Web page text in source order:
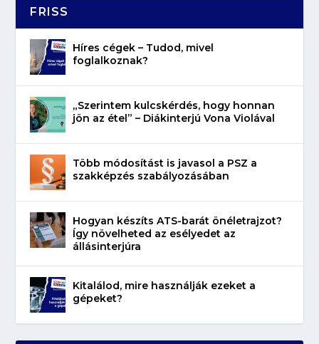
FRISS
Híres cégek – Tudod, mivel
foglalkoznak?
„Szerintem kulcskérdés, hogy honnan
jön az étel” – Diákinterjú Vona Violával
Több módosítást is javasol a PSZ a
szakképzés szabályozásában
Hogyan készíts ATS-barát önéletrajzot?
Így növelheted az esélyedet az
állásinterjúra
Kitalálod, mire használják ezeket a
gépeket?